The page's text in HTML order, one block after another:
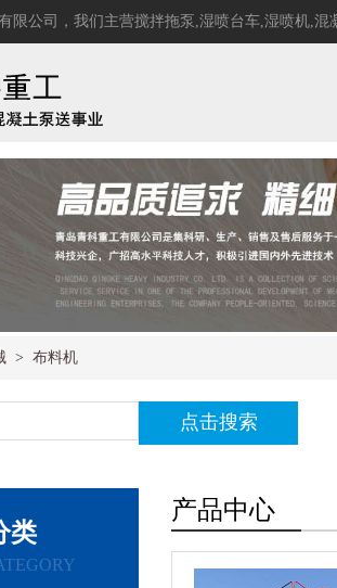
限公司，我们主营搅拌拖泵 ,湿喷台车,湿喷机,混
> 布料机
类
产品中心